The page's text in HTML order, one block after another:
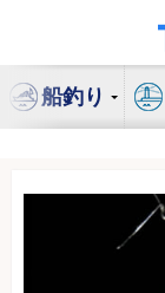
ン
船釣り